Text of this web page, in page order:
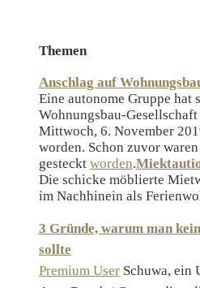
Themen
Anschlag auf
Eine autonome Gruppe hat
Wohnungsbau-
Mittwoch, 6. November
worden. Schon zuvor
gesteckt worden.
Die schicke möblierte
im Nachhinein als
3 Gründe, warum man
sollte
Premium User Schuwa, ein